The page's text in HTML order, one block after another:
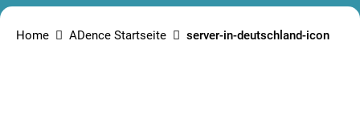
Home ADence Startseite server-in-deutschland-icon